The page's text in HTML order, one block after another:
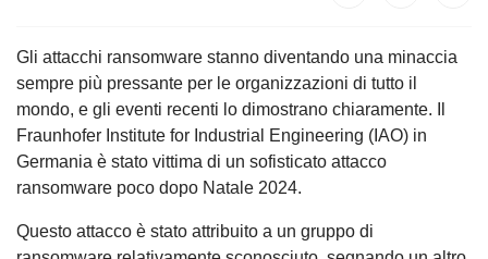
Gli attacchi ransomware stanno diventando una minaccia
sempre più pressante per le organizzazioni di tutto il
mondo, e gli eventi recenti lo dimostrano chiaramente. Il
Fraunhofer Institute for Industrial Engineering (IAO) in
Germania è stato vittima di un sofisticato attacco
ransomware poco dopo Natale 2024.
Questo attacco è stato attribuito a un gruppo di